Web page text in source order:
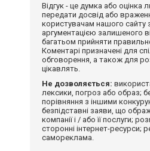
Відгук - це думка або оцінка
передати досвід або
користувачам нашого
аргументацією залишеного
багатьом прийняти
Коментарі призначені для
обговорення, а також для
цікавлять.
Не дозволяється:
лексики, погроз або образ;
порівняння з іншими
безпідставні заяви, що
компанії і / або її послуги;
сторонні інтернет-ресурси;
самореклама.